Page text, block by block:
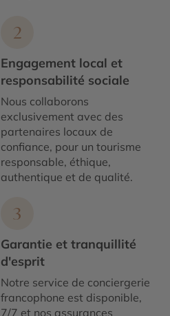
2
Engagement local et
responsabilité sociale
Nous collaborons
exclusivement avec des
partenaires locaux de
confiance, pour un tourisme
responsable, éthique,
authentique et de qualité.
3
Garantie et tranquillité
d'esprit
Notre service de conciergerie
francophone est disponible,
7/7 et nos assurances